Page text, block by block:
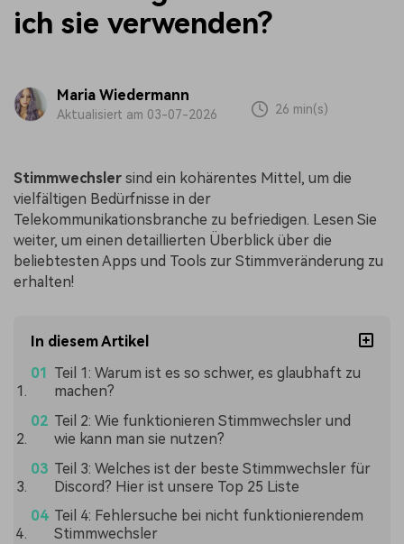
ich sie verwenden?
Maria Wiedermann
Aktualisiert am 03-07-2026 26 min(s)
Stimmwechsler sind ein kohärentes Mittel, um die
vielfältigen Bedürfnisse in der
Telekommunikationsbranche zu befriedigen. Lesen Sie
weiter, um einen detaillierten Überblick über die
beliebtesten Apps und Tools zur Stimmveränderung zu
erhalten!
In diesem Artikel
Teil 1: Warum ist es so schwer, es glaubhaft zu
machen?
Teil 2: Wie funktionieren Stimmwechsler und
wie kann man sie nutzen?
Teil 3: Welches ist der beste Stimmwechsler für
Discord? Hier ist unsere Top 25 Liste
Teil 4: Fehlersuche bei nicht funktionierendem
Stimmwechsler